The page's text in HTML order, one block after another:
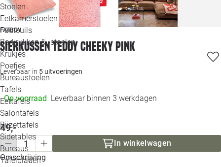
Stoelen
Eetkamerstoelen
Fauteuils
Barkrukken & -stoelen
Krukjes
Poefjes
Bureaustoelen
Tafels
Eettafels
Salontafels
Bijzettafels
Sidetables
Bureaus
Tafelbladen
FATBOY
Sierkussen teddy cheeky pink
Leverbaar in 5 uitvoeringen
Op voorraad Leverbaar binnen 3 werkdagen
49,-
In winkelwagen
Omschrijving